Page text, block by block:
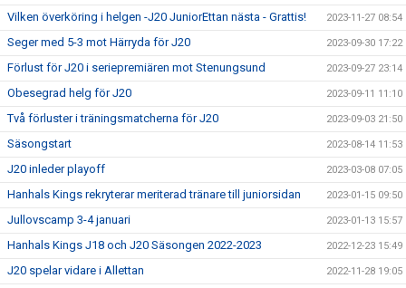
Vilken överköring i helgen -J20 JuniorEttan nästa - Grattis! 2023-11-27 08:54
Seger med 5-3 mot Härryda för J20 2023-09-30 17:22
Förlust för J20 i seriepremiären mot Stenungsund 2023-09-27 23:14
Obesegrad helg för J20 2023-09-11 11:10
Två förluster i träningsmatcherna för J20 2023-09-03 21:50
Säsongstart 2023-08-14 11:53
J20 inleder playoff 2023-03-08 07:05
Hanhals Kings rekryterar meriterad tränare till juniorsidan 2023-01-15 09:50
Jullovscamp 3-4 januari 2023-01-13 15:57
Hanhals Kings J18 och J20 Säsongen 2022-2023 2022-12-23 15:49
J20 spelar vidare i Allettan 2022-11-28 19:05